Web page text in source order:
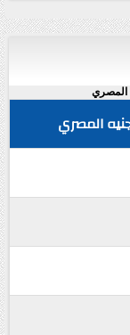
المصري
المصري